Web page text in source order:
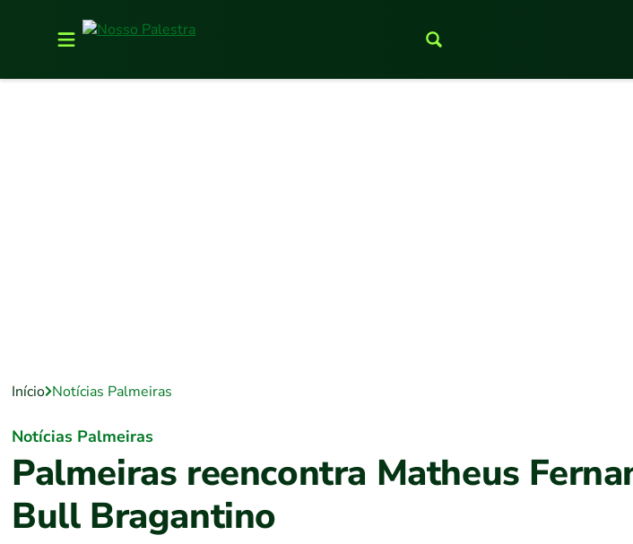
Início Notícias Palmeiras
Notícias Palmeiras
Palmeiras reencontra Matheus
Bull Bragantino